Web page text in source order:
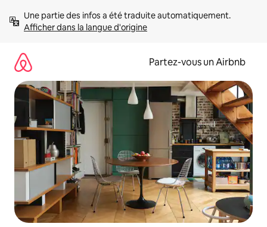
directement
Afficher dans la langue d'origine
Partez-vous un Airbnb